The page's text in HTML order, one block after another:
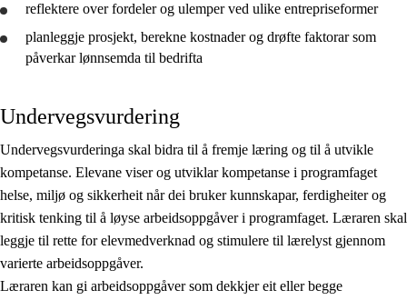
reflektere over fordeler og ulemper ved ulike entrepriseformer
planleggje prosjekt, berekne kostnader og drøfte faktorar som
påverkar lønnsemda til bedrifta
Undervegsvurdering
Undervegsvurderinga skal bidra til å fremje læring og til å utvikle
kompetanse. Elevane viser og utviklar kompetanse i programfaget
helse, miljø og sikkerheit når dei bruker kunnskapar, ferdigheiter og
kritisk tenking til å løyse arbeidsoppgåver i programfaget. Læraren skal
leggje til rette for elevmedverknad og stimulere til lærelyst gjennom
varierte arbeidsoppgåver.
Læraren kan gi arbeidsoppgåver som dekkjer eit eller begge